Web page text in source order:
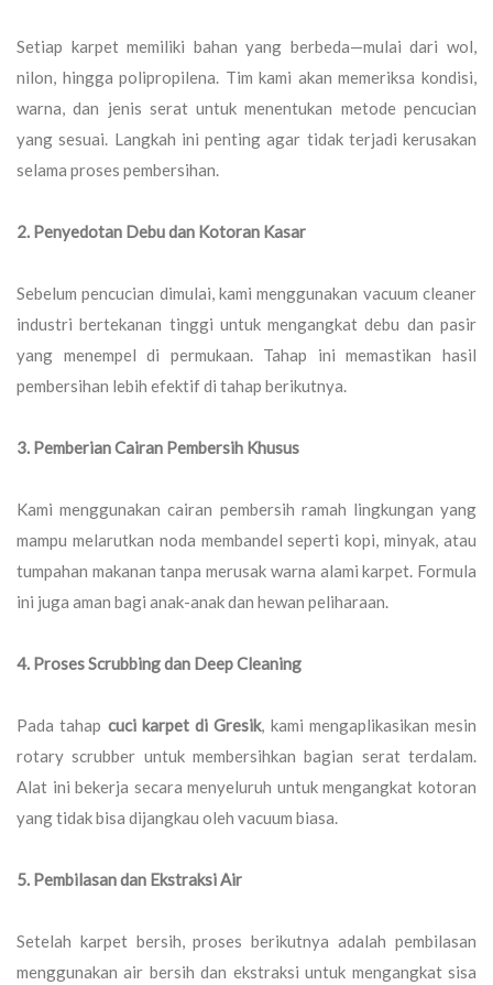
Setiap karpet memiliki bahan yang berbeda—mulai dari wol,
nilon, hingga polipropilena. Tim kami akan memeriksa kondisi,
warna, dan jenis serat untuk menentukan metode pencucian
yang sesuai. Langkah ini penting agar tidak terjadi kerusakan
selama proses pembersihan.
2. Penyedotan Debu dan Kotoran Kasar
Sebelum pencucian dimulai, kami menggunakan vacuum cleaner
industri bertekanan tinggi untuk mengangkat debu dan pasir
yang menempel di permukaan. Tahap ini memastikan hasil
pembersihan lebih efektif di tahap berikutnya.
3. Pemberian Cairan Pembersih Khusus
Kami menggunakan cairan pembersih ramah lingkungan yang
mampu melarutkan noda membandel seperti kopi, minyak, atau
tumpahan makanan tanpa merusak warna alami karpet. Formula
ini juga aman bagi anak-anak dan hewan peliharaan.
4. Proses Scrubbing dan Deep Cleaning
Pada tahap cuci karpet di Gresik, kami mengaplikasikan mesin
rotary scrubber untuk membersihkan bagian serat terdalam.
Alat ini bekerja secara menyeluruh untuk mengangkat kotoran
yang tidak bisa dijangkau oleh vacuum biasa.
5. Pembilasan dan Ekstraksi Air
Setelah karpet bersih, proses berikutnya adalah pembilasan
menggunakan air bersih dan ekstraksi untuk mengangkat sisa